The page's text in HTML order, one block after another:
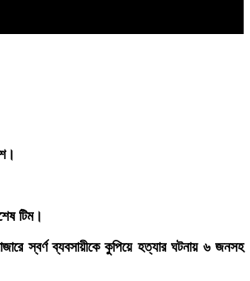
টিম।
স্বর্ণ ব্যবসায়ীকে কুপিয়ে হত্যার ঘটনায় ৬ জনসহ